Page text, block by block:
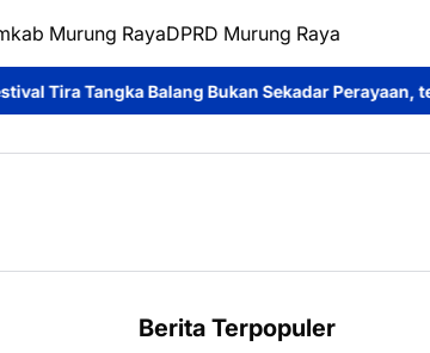
Murung RayaDPRD Murung Raya
Sekadar Perayaan, tetapi Ikhtiar Menjaga Jati
Berita Terpopuler